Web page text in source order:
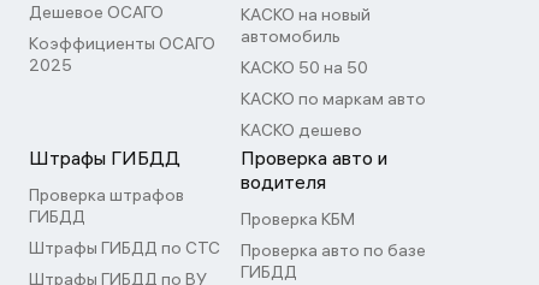
Дешевое ОСАГО
Коэффициенты ОСАГО
2025
КАСКО на новый
автомобиль
КАСКО 50 на 50
КАСКО по маркам авто
КАСКО дешево
Штрафы ГИБДД
Проверка штрафов
ГИБДД
Штрафы ГИБДД по СТС
Штрафы ГИБДД по ВУ
Проверка авто и
водителя
Проверка КБМ
Проверка авто по базе
ГИБДД